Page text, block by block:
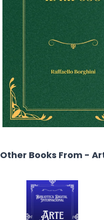
Other Books From -